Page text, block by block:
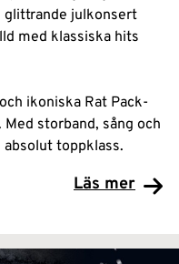
glittrande julkonsert
med klassiska hits
ikoniska Rat Pack-
storband, sång och
absolut toppklass.
Läs mer